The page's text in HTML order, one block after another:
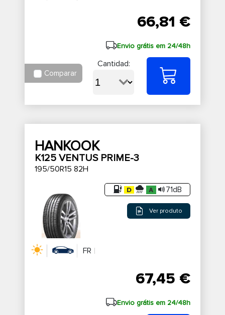
66,81 €
Envio grátis em 24/48h
Comparar
Cantidad:
HANKOOK
K125 VENTUS PRIME-3
195/50R15 82H
71dB
Ver produto
FR
67,45 €
Envio grátis em 24/48h